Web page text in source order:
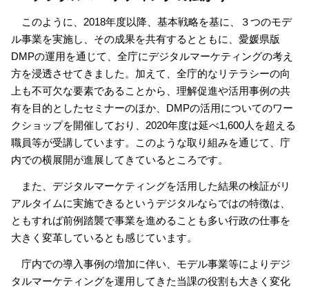
このように、2018年度以降、基本戦略を基に、３つのモデ
ル事業を実施し、その成果を共有するとともに、愛媛県版
DMPの運用を通じて、全庁にデジタルマーケティングの考え
方を浸透させてきました。加えて、全庁的なリテラシーの向
上も不可欠な要素であることから、理解促進や活用事例の共
有を目的としたセミナーのほか、DMPの活用についてのワー
クショップを開催しており、2020年度は延べ1,600人を超える
職員等が受講しています。このような取り組みを通じて、庁
内での横展開が進展してきているところです。
また、デジタルマーケティングを活用した結果の検証がリ
アルタイムに実施できるというデジタルならではの特徴は、
ともすれば前例踏襲で事業を進めることも多い行政の仕事を
大きく変革しているとも感じています。
庁内での導入事例の増加に伴い、モデル事業等によりデジ
タルマーケティングを運用してきた当課の役割も大きく変化